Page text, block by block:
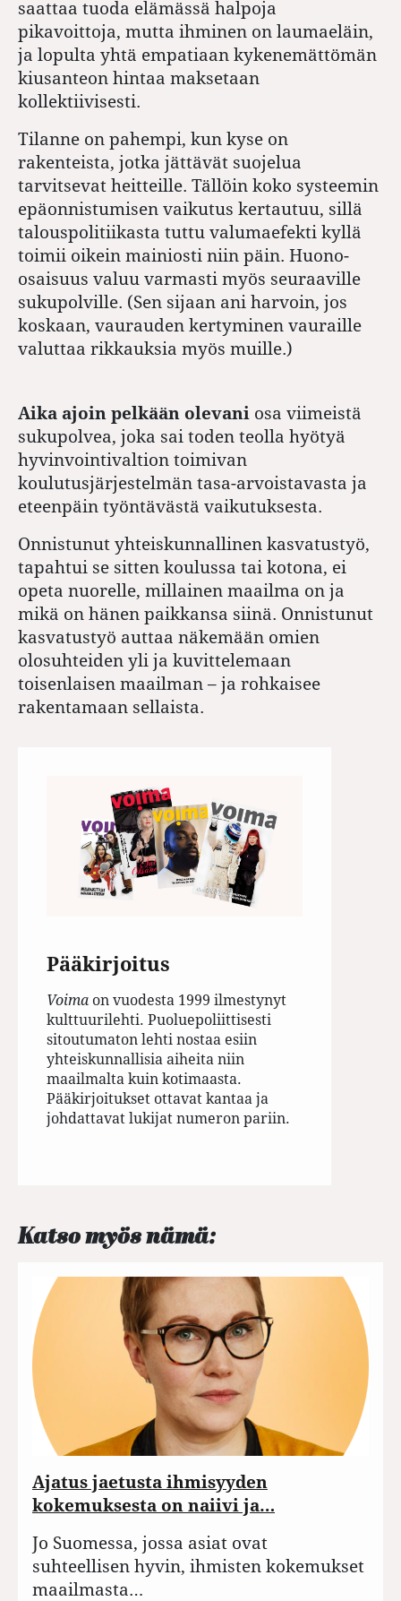
saattaa tuoda elämässä halpoja
pikavoittoja, mutta ihminen on laumaeläin,
ja lopulta yhtä empatiaan kykenemättömän
kiusanteon hintaa maksetaan
kollektiivisesti.
Tilanne on pahempi, kun kyse on
rakenteista, jotka jättävät suojelua
tarvitsevat heitteille. Tällöin koko systeemin
epäonnistumisen vaikutus kertautuu, sillä
talouspolitiikasta tuttu valumaefekti kyllä
toimii oikein mainiosti niin päin. Huono-
osaisuus valuu varmasti myös seuraaville
sukupolville. (Sen sijaan ani harvoin, jos
koskaan, vaurauden kertyminen vauraille
valuttaa rikkauksia myös muille.)
Aika ajoin pelkään olevani osa viimeistä
sukupolvea, joka sai toden teolla hyötyä
hyvinvointivaltion toimivan
koulutusjärjestelmän tasa-arvoistavasta ja
eteenpäin työntävästä vaikutuksesta.
Onnistunut yhteiskunnallinen kasvatustyö,
tapahtui se sitten koulussa tai kotona, ei
opeta nuorelle, millainen maailma on ja
mikä on hänen paikkansa siinä. Onnistunut
kasvatustyö auttaa näkemään omien
olosuhteiden yli ja kuvittelemaan
toisenlaisen maailman – ja rohkaisee
rakentamaan sellaista.
Pääkirjoitus
Voima on vuodesta 1999 ilmestynyt
kulttuurilehti. Puoluepoliittisesti
sitoutumaton lehti nostaa esiin
yhteiskunnallisia aiheita niin
maailmalta kuin kotimaasta.
Pääkirjoitukset ottavat kantaa ja
johdattavat lukijat numeron pariin.
Katso myös nämä:
Ajatus jaetusta ihmisyyden
kokemuksesta on naiivi ja…
Jo Suomessa, jossa asiat ovat
suhteellisen hyvin, ihmisten kokemukset
maailmasta…